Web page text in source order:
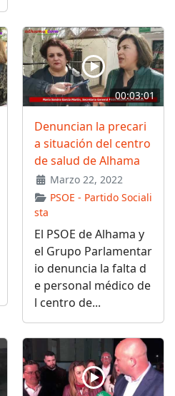
00:03:01
Denuncian la precari
a situación del centro
de salud de Alhama
Marzo 22, 2022
PSOE - Partido Sociali
sta
El PSOE de Alhama y
el Grupo Parlamentar
io denuncia la falta d
e personal médico de
l centro de...